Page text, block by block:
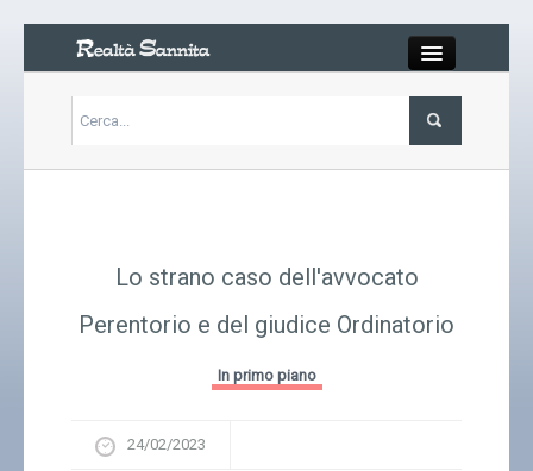
Lo strano caso dell'avvocato
Perentorio e del giudice Ordinatorio
In primo piano
24/02/2023